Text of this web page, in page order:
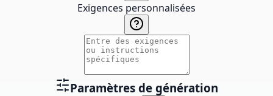
Exigences personnalisées
Paramètres de génération